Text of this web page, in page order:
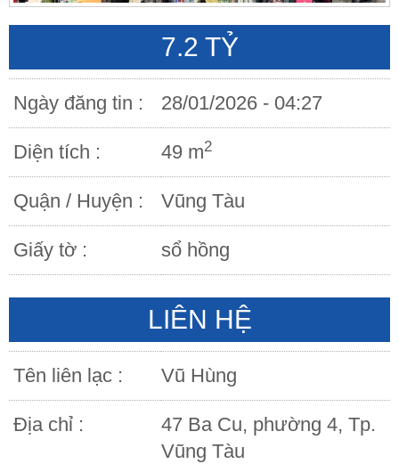
7.2 TỶ
Ngày đăng tin : 28/01/2026 - 04:27
Diện tích : 49 m2
Quận / Huyện : Vũng Tàu
Giấy tờ : sổ hồng
LIÊN HỆ
Tên liên lạc : Vũ Hùng
Địa chỉ :
47 Ba Cu, phường 4, Tp.
Vũng Tàu